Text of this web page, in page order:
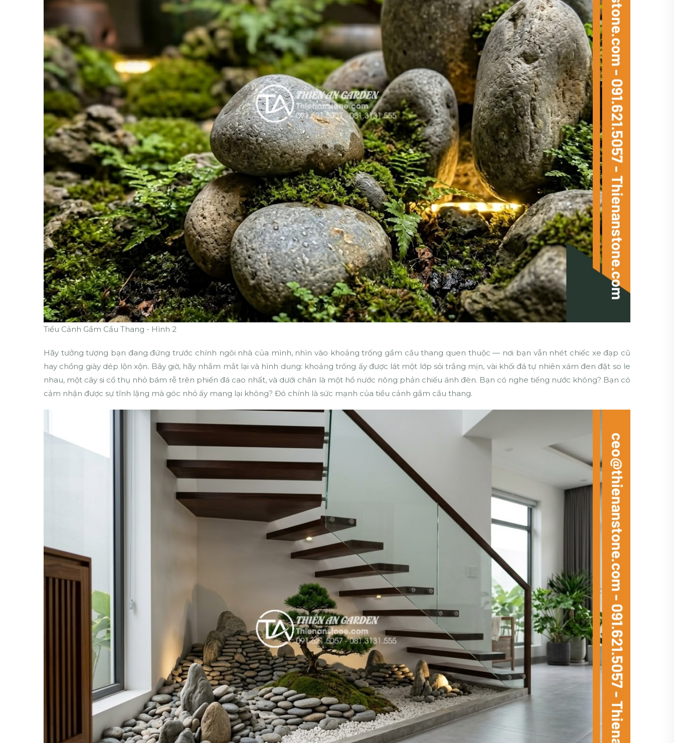
Tiểu Cảnh Gầm Cầu Thang - Hình 2
Hãy tưởng tượng bạn đang đứng trước chính ngôi nhà của mình, nhìn vào khoảng trống gầm cầu thang quen thuộc — nơi bạn vẫn nhét chiếc xe đạp cũ
hay chồng giày dép lộn xộn. Bây giờ, hãy nhắm mắt lại và hình dung: khoảng trống ấy được lát một lớp sỏi trắng mịn, vài khối đá tự nhiên xám đen đặt so le
nhau, một cây si cổ thụ nhỏ bám rễ trên phiến đá cao nhất, và dưới chân là một hồ nước nông phản chiếu ánh đèn. Bạn có nghe tiếng nước không? Bạn có
cảm nhận được sự tĩnh lặng mà góc nhỏ ấy mang lại không? Đó chính là sức mạnh của tiểu cảnh gầm cầu thang.